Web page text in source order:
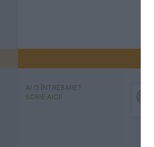
AI O ÎNTREBARE?
SCRIE AICI!